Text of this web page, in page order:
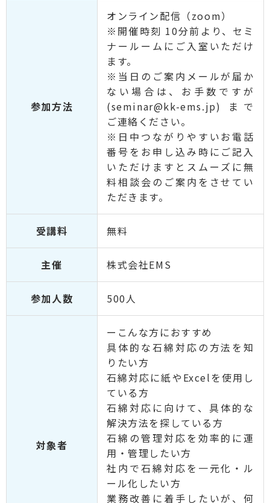
参加方法
オンライン配信（zoom）
※開催時刻 10分前より、セミ
ナールームにご入室いただけ
ます。
※当日のご案内メールが届か
ない場合は、お手数ですが
(seminar@kk-ems.jp) まで
ご連絡ください。
※日中つながりやすいお電話
番号をお申し込み時にご記入
いただけますとスムーズに無
料相談会のご案内をさせてい
ただきます。
受講料 無料
主催 株式会社EMS
参加人数 500人
対象者
ーこんな方におすすめ
具体的な石綿対応の方法を知
りたい方
石綿対応に紙やExcelを使用し
ている方
石綿対応に向けて、具体的な
解決方法を探している方
石綿の管理対応を効率的に運
用・管理したい方
社内で石綿対応を一元化・ル
ール化したい方
業務改善に着手したいが、何